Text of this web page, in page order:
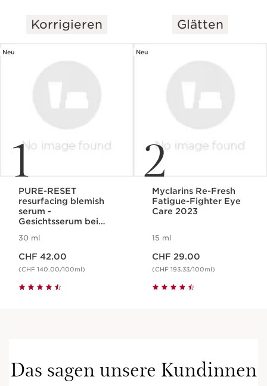
WEITER ZUM INHALT
Korrigieren
1
Neu
PURE-RESET
resurfacing blemish
serum -
Gesichtsserum bei
30 ml
CHF 42.00
(CHF 140.00/100ml)
Glätten
2
Neu
Myclarins Re-Fresh
Fatigue-Fighter Eye
Care 2023
15 ml
CHF 29.00
(CHF 193.33/100ml)
Das sagen unsere Kundinnen